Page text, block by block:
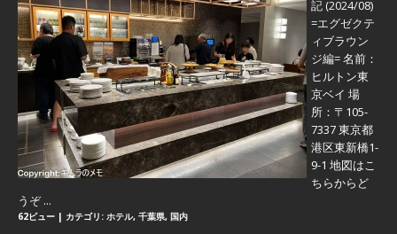
記 (2024/08)
=エグゼクテ
ィブラウン
ジ編=名前：
ヒルトン東
京ベイ 場
所：〒105-
7337 東京都
港区東新橋1-
9-1 地図はこ
ちらからど
うぞ ...
62ビュー | カテゴリ: ホテル, 千葉県, 国内